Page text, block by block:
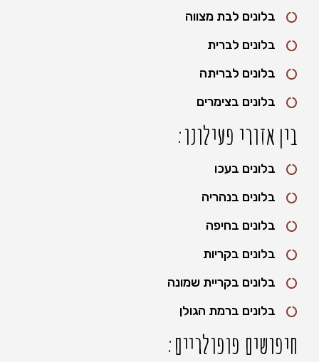
בלונים לבת מצווה
בלונים לברית
בלונים לבריתה
בלונים בצימרים
בין אזורי פעילונו:
בלונים בעכו
בלונים בנהריה
בלונים בחיפה
בלונים בקריות
בלונים בקריית שמונה
בלונים ברמת הגולן
חיפושים פופולריים: